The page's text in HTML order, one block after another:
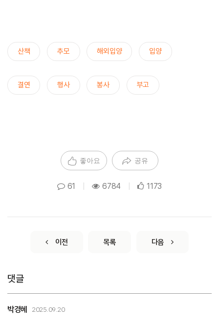
산책 추모 해외입양 입양
결연 행사 봉사 부고
좋아요 공유
61 6784 1173
이전 목록 다음
댓글
박경혜 2025.09.20